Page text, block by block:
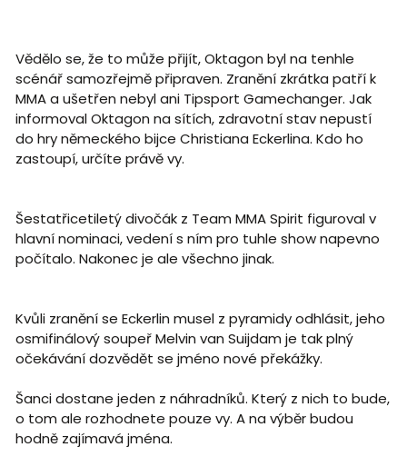
Vědělo se, že to může přijít, Oktagon byl na tenhle
scénář samozřejmě připraven. Zranění zkrátka patří k
MMA a ušetřen nebyl ani Tipsport Gamechanger. Jak
informoval Oktagon na sítích, zdravotní stav nepustí
do hry německého bijce Christiana Eckerlina. Kdo ho
zastoupí, určíte právě vy.
Šestatřicetiletý divočák z Team MMA Spirit figuroval v
hlavní nominaci, vedení s ním pro tuhle show napevno
počítalo. Nakonec je ale všechno jinak.
Kvůli zranění se Eckerlin musel z pyramidy odhlásit, jeho
osmifinálový soupeř Melvin van Suijdam je tak plný
očekávání dozvědět se jméno nové překážky.
Šanci dostane jeden z náhradníků. Který z nich to bude,
o tom ale rozhodnete pouze vy. A na výběr budou
hodně zajímavá jména.